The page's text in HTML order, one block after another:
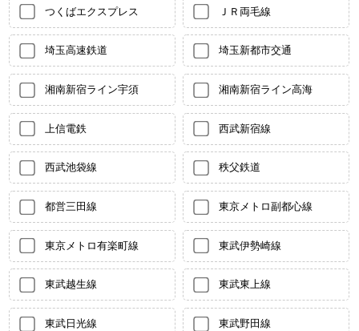
つくばエクスプレス ＪＲ両毛線
埼玉高速鉄道 埼玉新都市交通
湘南新宿ライン宇須 湘南新宿ライン高海
上信電鉄 西武新宿線
西武池袋線 秩父鉄道
都営三田線 東京メトロ副都心線
東京メトロ有楽町線 東武伊勢崎線
東武越生線 東武東上線
東武日光線 東武野田線